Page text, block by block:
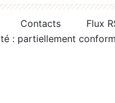
Contacts
Flux
: partiellement